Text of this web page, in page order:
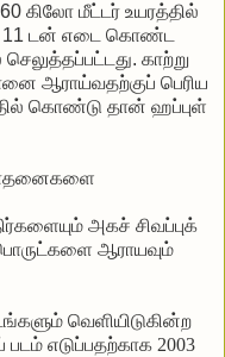
கிலோ மீட்டர் உயரத்தில்
11 டன் எடை கொண்ட
செலுத்தப்பட்டது. காற்று
ஆராய்வதற்குப் பெரிய
கொண்டு தான் ஹப்புள்
அகச் சிவப்புக்
ஆராயவும்
வெளியிடுகின்ற
எடுப்பதற்காக 2003